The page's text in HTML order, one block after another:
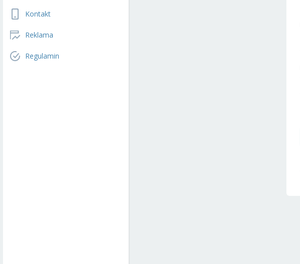
Kontakt
Reklama
Regulamin